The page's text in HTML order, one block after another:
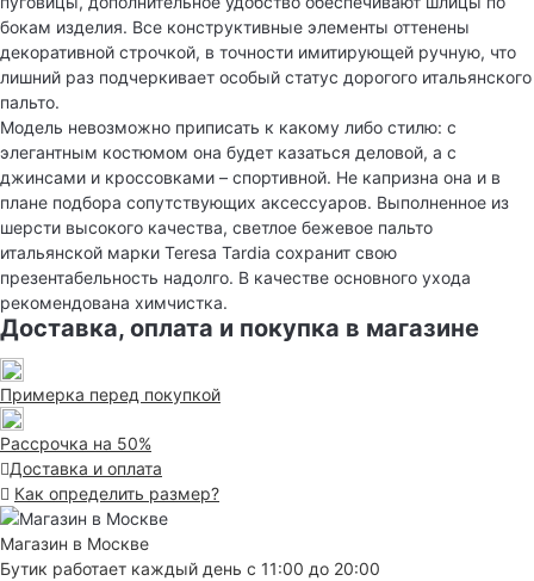
бокам изделия. Все конструктивные элементы оттенены
декоративной строчкой, в точности имитирующей ручную, что
лишний раз подчеркивает особый статус дорогого итальянского
пальто.
Модель невозможно приписать к какому либо стилю: с
элегантным костюмом она будет казаться деловой, а с
джинсами и кроссовками – спортивной. Не капризна она и в
плане подбора сопутствующих аксессуаров. Выполненное из
шерсти высокого качества, светлое бежевое пальто
итальянской марки Teresa Tardia сохранит свою
презентабельность надолго. В качестве основного ухода
рекомендована химчистка.
Доставка, оплата и покупка в магазине
Примерка перед покупкой
Рассрочка на 50%
Доставка и оплата
Как определить размер?
Магазин в Москве
Бутик работает каждый день с 11:00 до 20:00